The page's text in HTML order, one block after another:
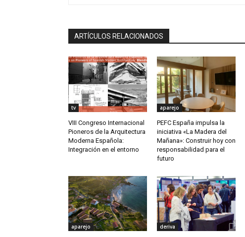
ARTÍCULOS RELACIONADOS
tv
VIII Congreso Internacional
Pioneros de la Arquitectura
Moderna Española:
Integración en el entorno
aparejo
PEFC España impulsa la
iniciativa «La Madera del
Mañana»: Construir hoy con
responsabilidad para el
futuro
aparejo deriva